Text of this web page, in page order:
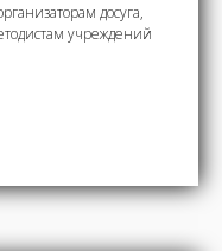
досуга,
учреждений